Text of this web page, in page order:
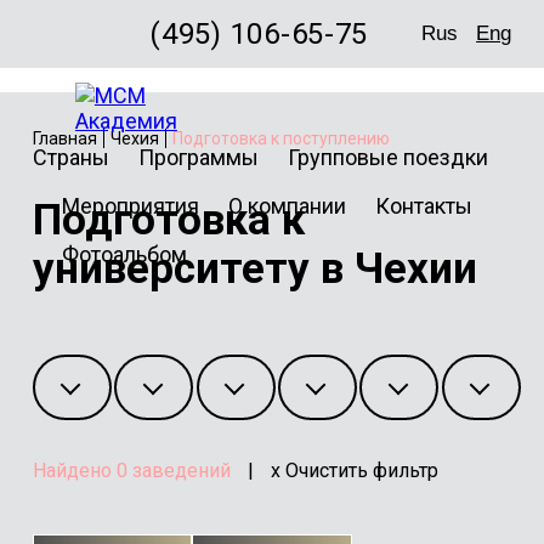
(495) 106-65-75 Rus Eng
Страны Программы
Групповые поездки
Мероприятия
О компании
Контакты
Фотоальбом
Главная Чехия Подготовка к поступлению
Подготовка к
университету в Чехии
Найдено 0 заведений | x Очистить фильтр